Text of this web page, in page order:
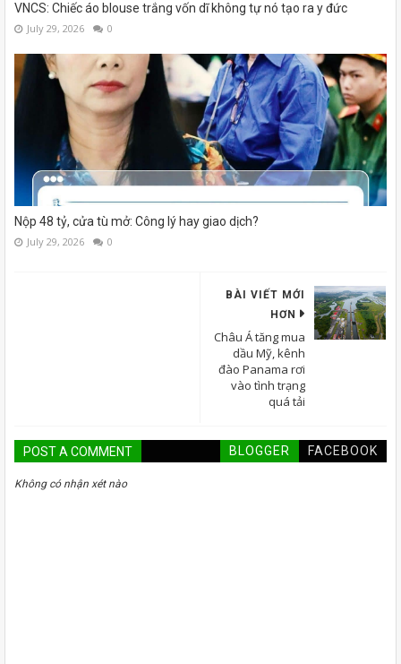
VNCS: Chiếc áo blouse trắng vốn dĩ không tự nó tạo ra y đức
July 29, 2026 0
Nộp 48 tỷ, cửa tù mở: Công lý hay giao dịch?
July 29, 2026 0
BÀI VIẾT MỚI
HƠN
Châu Á tăng mua
dầu Mỹ, kênh
đào Panama rơi
vào tình trạng
quá tải
POST A COMMENT BLOGGER FACEBOOK
Không có nhận xét nào